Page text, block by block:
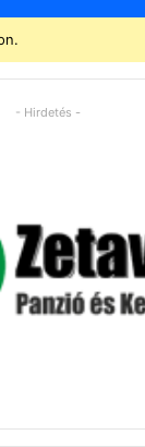
- Hirdetés -